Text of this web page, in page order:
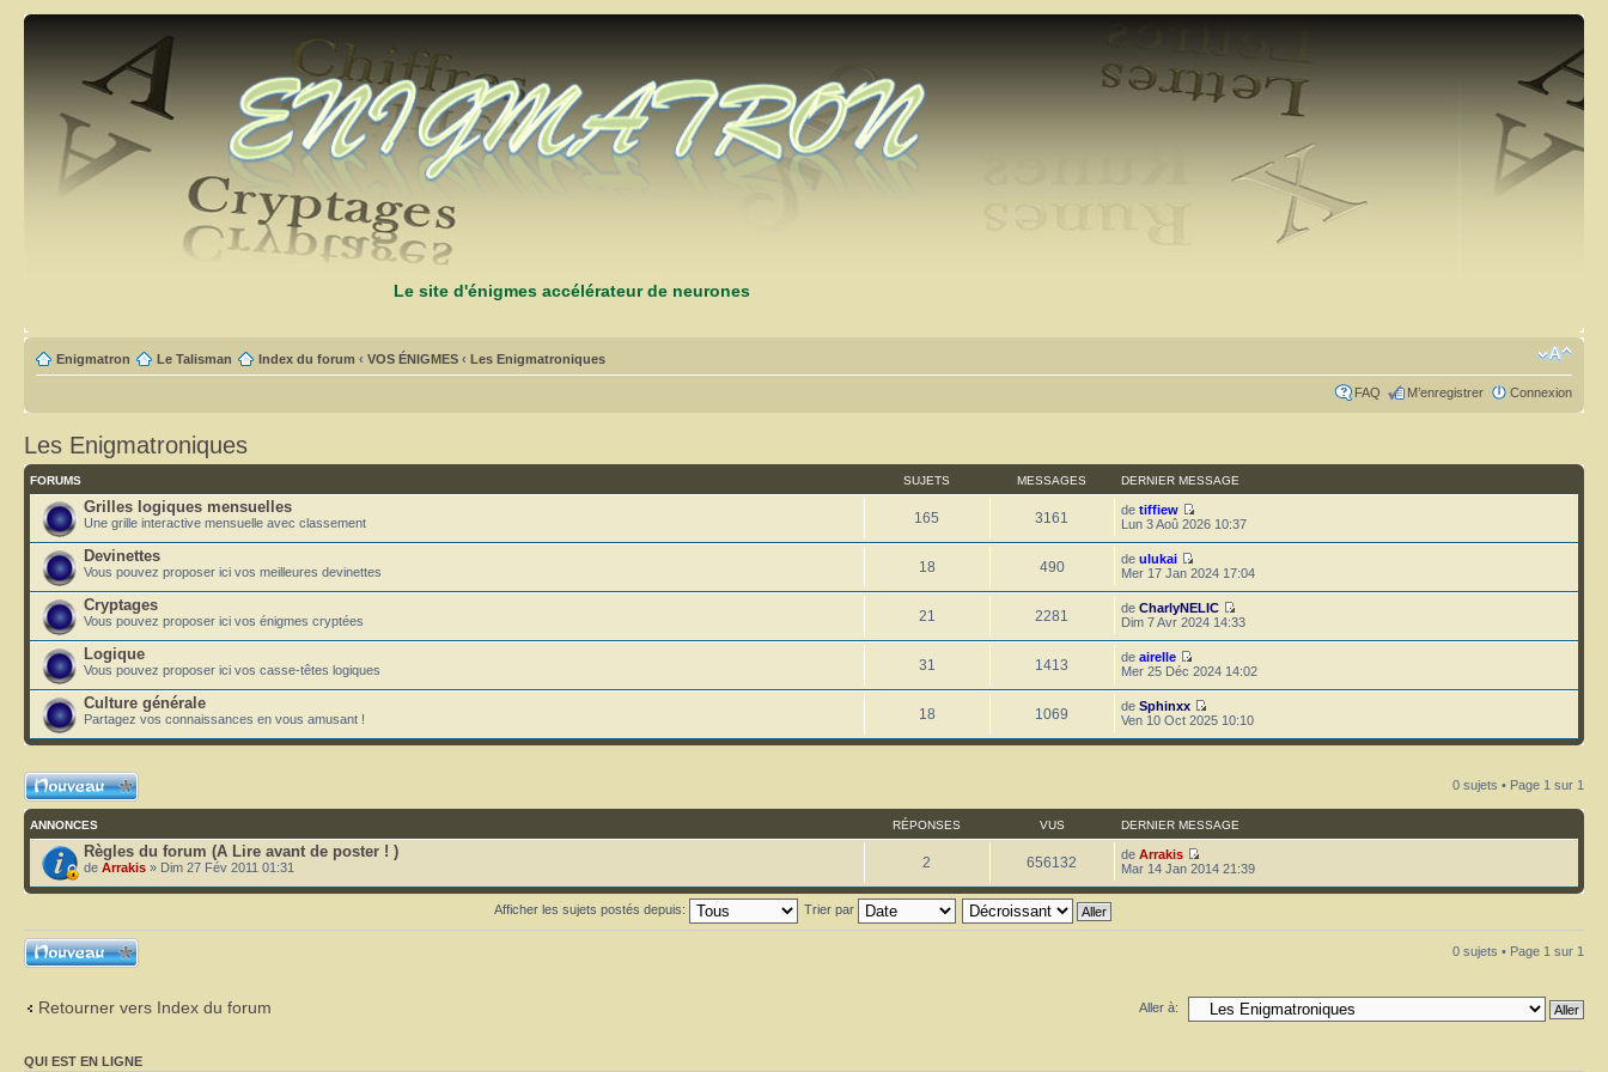
Le site d'énigmes accélérateur de neurones
Enigmatron Le Talisman Index du forum ‹ VOS ÉNIGMES ‹ Les Enigmatroniques
FAQ M’enregistrer Connexion
Les Enigmatroniques
FORUMS SUJETS MESSAGES DERNIER MESSAGE
Grilles logiques mensuelles
Une grille interactive mensuelle avec classement 165 3161 detiffiew
Lun 3 Aoû 2026 10:37
Devinettes
Vous pouvez proposer ici vos meilleures devinettes 18 490 deulukai
Mer 17 Jan 2024 17:04
Cryptages
Vous pouvez proposer ici vos énigmes cryptées 21 2281 deCharlyNELIC
Dim 7 Avr 2024 14:33
Logique
Vous pouvez proposer ici vos casse-têtes logiques 31 1413 deairelle
Mer 25 Déc 2024 14:02
Culture générale
Partagez vos connaissances en vous amusant ! 18 1069 deSphinxx
Ven 10 Oct 2025 10:10
Ecrire un nouveau
sujet
0 sujets • Page 1 sur 1
ANNONCES RÉPONSES VUS DERNIER MESSAGE
Règles du forum (A Lire avant de poster ! )
de Arrakis » Dim 27 Fév 2011 01:31 2 656132 deArrakis
Mar 14 Jan 2014 21:39
Afficher les sujets postés depuis: Trier par
Ecrire un nouveau
sujet
0 sujets • Page 1 sur 1
Retourner vers Index du forum Aller à:
QUI EST EN LIGNE